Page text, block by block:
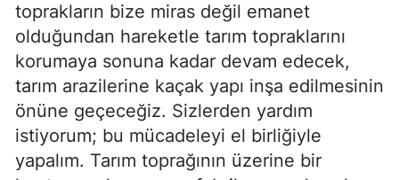
toprakların bize miras değil emanet
olduğundan hareketle tarım topraklarını
korumaya sonuna kadar devam edecek,
tarım arazilerine kaçak yapı inşa edilmesinin
önüne geçeceğiz. Sizlerden yardım
istiyorum; bu mücadeleyi el birliğiyle
yapalım. Tarım toprağının üzerine bir